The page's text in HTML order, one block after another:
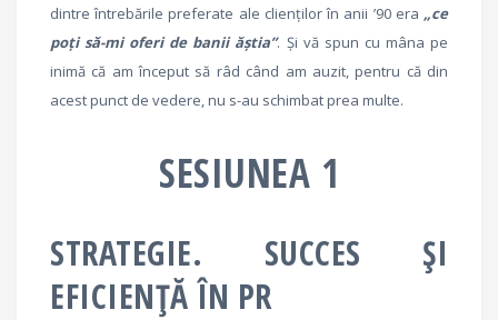
dintre întrebările preferate ale clienților în anii ’90 era „ce
poți să-mi oferi de banii ăștia”. Și vă spun cu mâna pe
inimă că am început să râd când am auzit, pentru că din
acest punct de vedere, nu s-au schimbat prea multe.
SESIUNEA 1
STRATEGIE. SUCCES ȘI
EFICIENȚĂ ÎN PR